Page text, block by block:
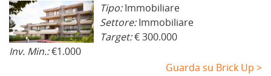
Tipo:Immobiliare
Settore:Immobiliare
Target:€ 300.000
Inv. Min.:€1.000
Guarda su Brick Up >